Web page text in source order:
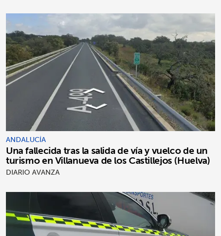
ANDALUCÍA
Una fallecida tras la salida de vía y vuelco de un
turismo en Villanueva de los Castillejos (Huelva)
DIARIO AVANZA